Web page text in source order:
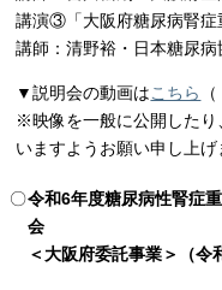
講演③「大阪府糖尿病腎症
講師：清野裕・日本糖尿
▼説明会の動画はこちら
※映像を一般に公開したり
いますようお願い申し上げ
令和6年度糖尿病性腎症
会
＜大阪府委託事業＞（令